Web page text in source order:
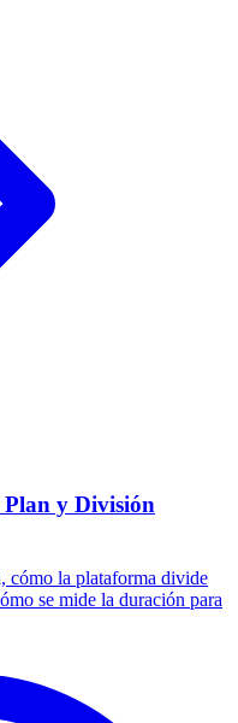
y División
cómo la plataforma divide
se mide la duración para